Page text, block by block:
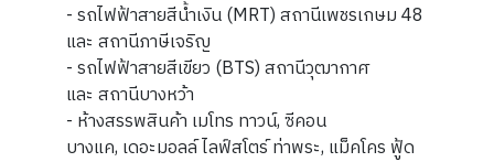
- รถไฟฟ้าสายสีน้ำเงิน (MRT) สถานีเพชรเกษม 48
และ สถานีภาษีเจริญ
- รถไฟฟ้าสายสีเขียว (BTS) สถานีวุฒากาศ
และ สถานีบางหว้า
- ห้างสรรพสินค้า เมโทร ทาวน์, ซีคอน
บางแค, เดอะมอลล์ ไลฟ์สโตร์ ท่าพระ, แม็คโคร ฟู้ด